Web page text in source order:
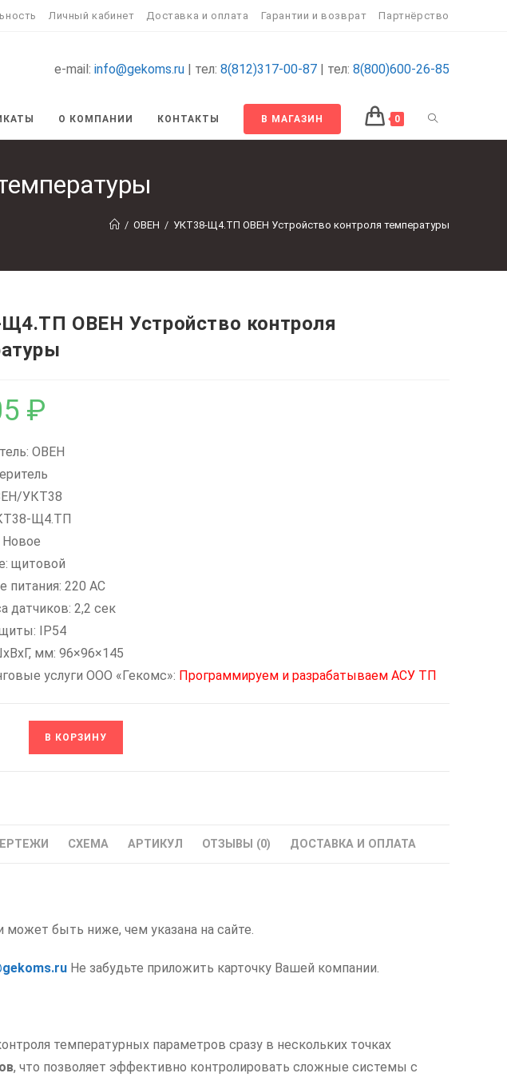
Личный кабинет Доставка и оплата Гарантии и возврат Партнёрство
e-mail: info@gekoms.ru | тел: 8(812)317-00-87 | тел: 8(800)600-26-85
О КОМПАНИИ КОНТАКТЫ В МАГАЗИН 0
/ ОВЕН / УКТ38-Щ4.ТП ОВЕН Устройство контроля температуры
ОВЕН Устройство контроля
₽
ОВЕН
УКТ38
Щ4.ТП
Новое
щитовой
питания: 220 AC
датчиков: 2,2 сек
IP54
мм: 96×96×145
услуги ООО «Гекомс»: Программируем и разрабатываем АСУ ТП
В КОРЗИНУ
СХЕМА АРТИКУЛ ОТЗЫВЫ (0) ДОСТАВКА И ОПЛАТА
быть ниже, чем указана на сайте.
Не забудьте приложить карточку Вашей компании.
температурных параметров сразу в нескольких точках
, что позволяет эффективно контролировать сложные системы с